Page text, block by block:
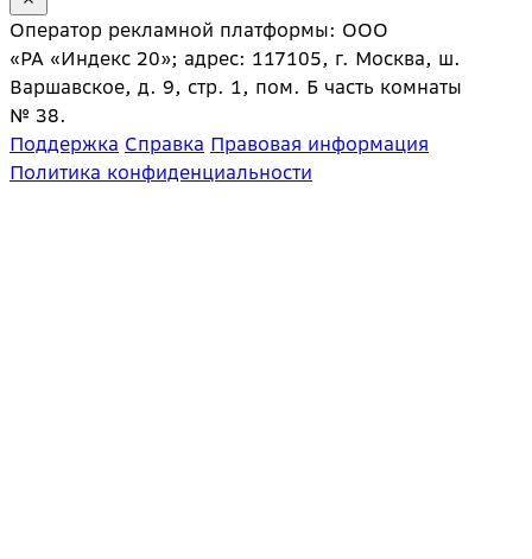
Оператор рекламной платформы: ООО
«РА «Индекс 20»; адрес: 117105, г. Москва, ш.
Варшавское, д. 9, стр. 1, пом. Б часть комнаты
№ 38.
Поддержка Справка Правовая информация
Политика конфиденциальности